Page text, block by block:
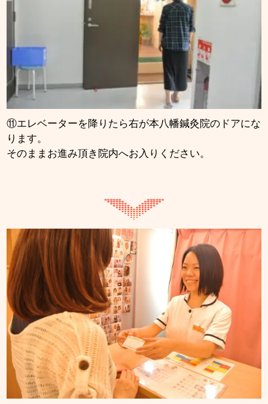
⑪エレベーターを降りたら右が本八幡鍼灸院のドアにな
ります。
そのままお進み頂き院内へお入りください。